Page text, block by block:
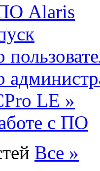
Alaris
LE »
с ПО
Все »